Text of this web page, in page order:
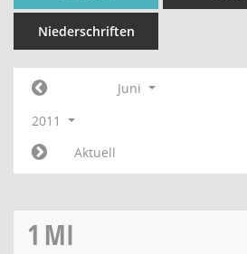
Niederschriften
Juni
2011
Aktuell
1 MI